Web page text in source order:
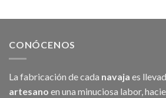
CONÓCENOS
La fabricación de cada navaja es
artesano en una minuciosa labor,